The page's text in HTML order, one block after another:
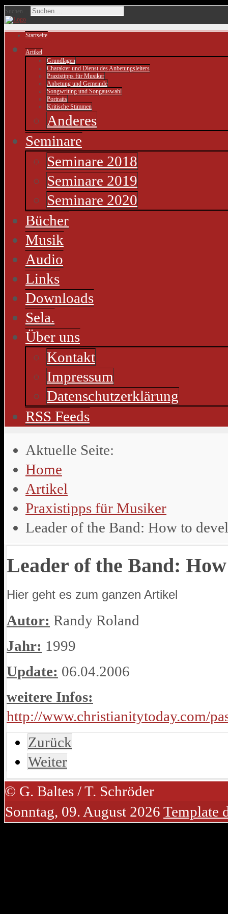
Suchen ...
Startseite
Artikel
Grundlagen
Charakter und Dienst des Anbetungsleiters
Praxistipps für Musiker
Anbetung und Gemeinde
Songwriting und Songauswahl
Portraits
Kritische Stimmen
Anderes
Seminare
Seminare 2018
Seminare 2019
Seminare 2020
Bücher
Musik
Audio
Links
Downloads
Sela.
Über uns
Kontakt
Impressum
Datenschutzerklärung
RSS Feeds
Aktuelle Seite:
Home
Artikel
Praxistipps für Musiker
Leader of the Band: How to
Leader of the Band:
Hier geht es zum ganzen Artikel
Autor: Randy Roland
Jahr: 1999
Update: 06.04.2006
weitere Infos:
http://www.christianitytoday.com/
Zurück
Weiter
© G. Baltes / T. Schröder
Sonntag, 09. August 2026 Template